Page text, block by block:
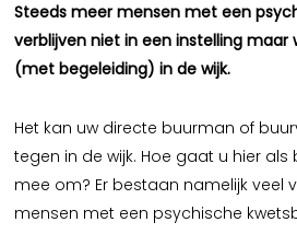
Steeds meer mensen met een
verblijven niet in een instelling maar
(met begeleiding) in de wijk.
Het kan uw directe buurman of
tegen in de wijk. Hoe gaat u hier
mee om? Er bestaan namelijk veel
mensen met een psychische